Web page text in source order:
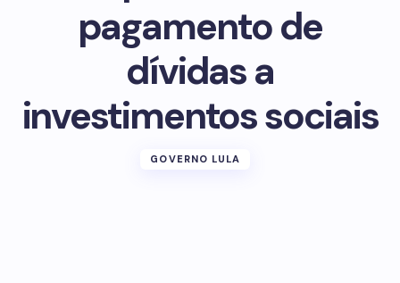
pagamento de
dívidas a
investimentos sociais
GOVERNO LULA